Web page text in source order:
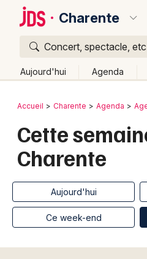
Charente
Concert, spectacle,
Aujourd'hui Agenda
Publier un événement
Grands événements
Activité & Expérience
Bordeaux
Colmar
Lille
Lyon
Marseille
Retour
Accueil Charente Agenda
Cette
Charente
Aujourd'hui
Ce week-end
Quoi ?
Où ?
Changer de lieu
Quand ?
Aujourd'hui
Demain Ce